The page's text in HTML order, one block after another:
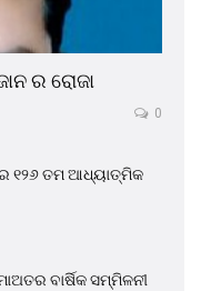
ର ରୋଜା
0
୧୨୬ ତମ ଆଧ୍ୟାତ୍ମିକ
ବାର୍ଷିକ ସମ୍ମିଳନୀ